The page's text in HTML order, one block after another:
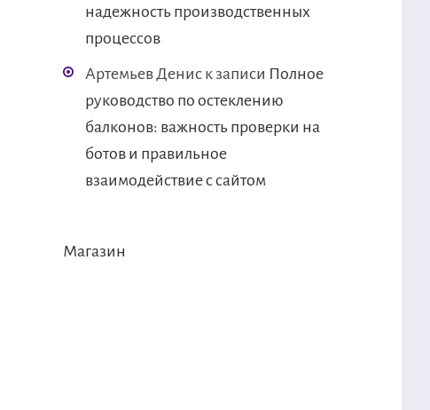
надежность производственных
процессов
Артемьев Дениск записи Полное
руководство по остеклению
балконов: важность проверки на
ботов и правильное
взаимодействие с сайтом
Магазин